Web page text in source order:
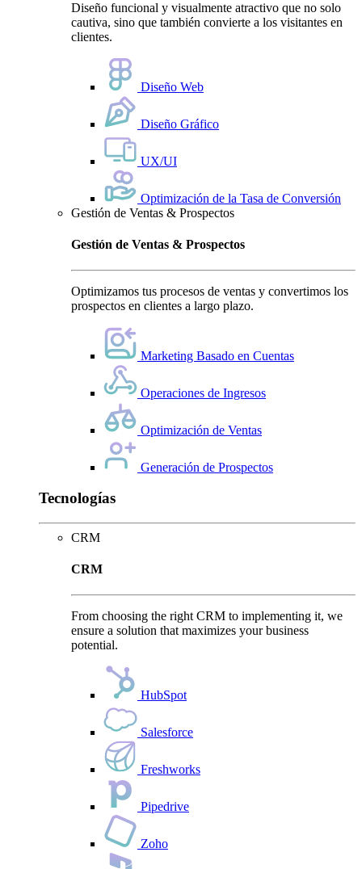
Diseño funcional y visualmente atractivo que no solo
cautiva, sino que también convierte a los visitantes en
clientes.
Diseño Web
Diseño Gráfico
UX/UI
Optimización de la Tasa de Conversión
Gestión de Ventas & Prospectos
Gestión de Ventas & Prospectos
Optimizamos tus procesos de ventas y convertimos los
prospectos en clientes a largo plazo.
Marketing Basado en Cuentas
Operaciones de Ingresos
Optimización de Ventas
Generación de Prospectos
Tecnologías
CRM
CRM
From choosing the right CRM to implementing it, we
ensure a solution that maximizes your business
potential.
HubSpot
Salesforce
Freshworks
Pipedrive
Zoho